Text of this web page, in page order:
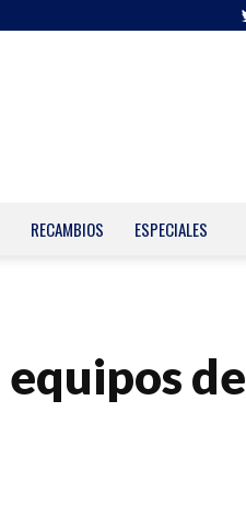
RECAMBIOS ESPECIALES
equipos de